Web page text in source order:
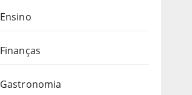
Ensino
Finanças
Gastronomia